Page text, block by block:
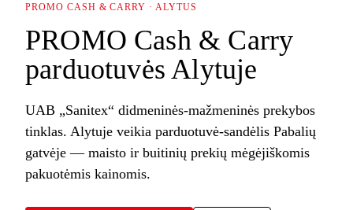
PROMO CASH & CARRY · ALYTUS
PROMO Cash & Carry
parduotuvės Alytuje
UAB „Sanitex“ didmeninės-mažmeninės prekybos
tinklas. Alytuje veikia parduotuvė-sandėlis Pabalių
gatvėje — maisto ir buitinių prekių mėgėjiškomis
pakuotėmis kainomis.